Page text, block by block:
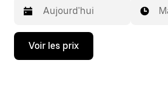
Appuyez
la
Voir les prix